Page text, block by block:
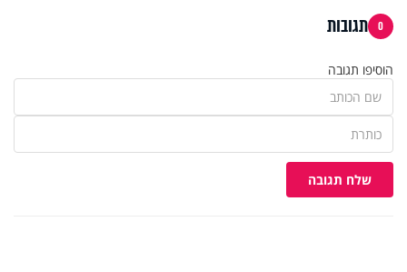
0 תגובות
הוסיפו תגובה
שלח תגובה